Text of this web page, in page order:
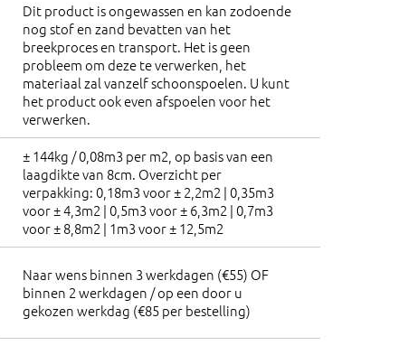
Dit product is ongewassen en kan zodoende
nog stof en zand bevatten van het
breekproces en transport. Het is geen
probleem om deze te verwerken, het
materiaal zal vanzelf schoonspoelen. U kunt
het product ook even afspoelen voor het
verwerken.
± 144kg / 0,08m3 per m2, op basis van een
laagdikte van 8cm. Overzicht per
verpakking: 0,18m3 voor ± 2,2m2 | 0,35m3
voor ± 4,3m2 | 0,5m3 voor ± 6,3m2 | 0,7m3
voor ± 8,8m2 | 1m3 voor ± 12,5m2
Naar wens binnen 3 werkdagen (€55) OF
binnen 2 werkdagen / op een door u
gekozen werkdag (€85 per bestelling)